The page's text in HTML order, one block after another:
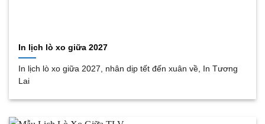
In lịch lò xo giữa 2027
In lịch lò xo giữa 2027, nhân dịp tết đến xuân về, In Tương
Lai